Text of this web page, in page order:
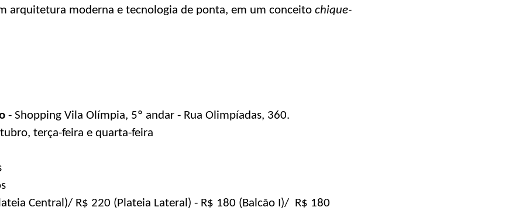
arquitetura moderna e tecnologia de ponta, em um conceito chique-
- Shopping Vila Olímpia, 5º andar - Rua Olimpíadas, 360.
terça-feira e quarta-feira
Central)/ R$ 220 (Plateia Lateral) - R$ 180 (Balcão I)/ R$ 180